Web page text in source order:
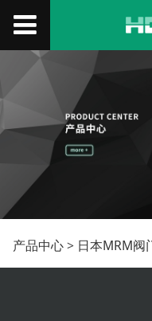
三通阀（
产品中心> 日本MRM阀